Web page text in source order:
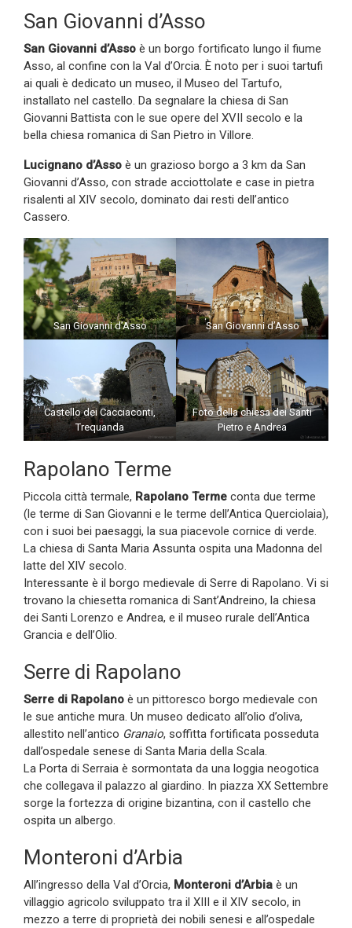
San Giovanni d’Asso
San Giovanni d’Asso è un borgo fortificato lungo il fiume
Asso, al confine con la Val d’Orcia. È noto per i suoi tartufi
ai quali è dedicato un museo, il Museo del Tartufo,
installato nel castello. Da segnalare la chiesa di San
Giovanni Battista con le sue opere del XVII secolo e la
bella chiesa romanica di San Pietro in Villore.
Lucignano d’Asso è un grazioso borgo a 3 km da San
Giovanni d’Asso, con strade acciottolate e case in pietra
risalenti al XIV secolo, dominato dai resti dell’antico
Cassero.
San Giovanni d’Asso San Giovanni d’Asso
Castello dei Cacciaconti,
Trequanda
Foto della chiesa dei Santi
Pietro e Andrea
Rapolano Terme
Piccola città termale, Rapolano Terme conta due terme
(le terme di San Giovanni e le terme dell’Antica Querciolaia),
con i suoi bei paesaggi, la sua piacevole cornice di verde.
La chiesa di Santa Maria Assunta ospita una Madonna del
latte del XIV secolo.
Interessante è il borgo medievale di Serre di Rapolano. Vi si
trovano la chiesetta romanica di Sant’Andreino, la chiesa
dei Santi Lorenzo e Andrea, e il museo rurale dell’Antica
Grancia e dell’Olio.
Serre di Rapolano
Serre di Rapolano è un pittoresco borgo medievale con
le sue antiche mura. Un museo dedicato all’olio d’oliva,
allestito nell’antico Granaio, soffitta fortificata posseduta
dall’ospedale senese di Santa Maria della Scala.
La Porta di Serraia è sormontata da una loggia neogotica
che collegava il palazzo al giardino. In piazza XX Settembre
sorge la fortezza di origine bizantina, con il castello che
ospita un albergo.
Monteroni d’Arbia
All’ingresso della Val d’Orcia, Monteroni d’Arbia è un
villaggio agricolo sviluppato tra il XIII e il XIV secolo, in
mezzo a terre di proprietà dei nobili senesi e all’ospedale